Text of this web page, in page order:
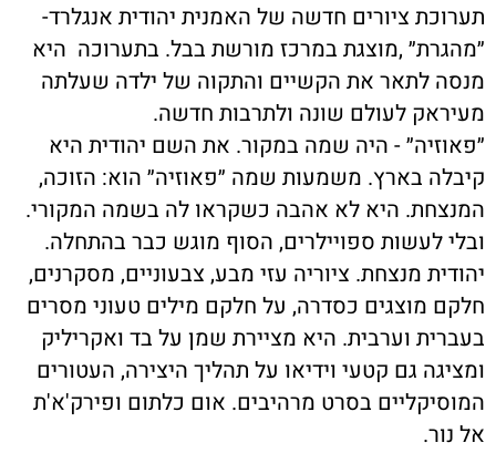
תערוכת ציורים חדשה של האמנית יהודית אנגלרד-
״מהגרת״ ,מוצגת במרכז מורשת בבל. בתערוכה היא
מנסה לתאר את הקשיים והתקוה של ילדה שעלתה
מעיראק לעולם שונה ולתרבות חדשה.
״פאוזיה״ - היה שמה במקור. את השם יהודית היא
קיבלה בארץ. משמעות שמה ״פאוזיה״ הוא: הזוכה,
המנצחת. היא לא אהבה כשקראו לה בשמה המקורי.
ובלי לעשות ספויילרים, הסוף מוגש כבר בהתחלה.
יהודית מנצחת. ציוריה עזי מבע, צבעוניים, מסקרנים,
חלקם מוצגים כסדרה, על חלקם מילים טעוני מסרים
בעברית וערבית. היא מציירת שמן על בד ואקריליק
ומציגה גם קטעי וידיאו על תהליך היצירה, העטורים
המוסיקליים בסרט מרהיבים. אום כלתום ופירק'א'ת
אל נור.